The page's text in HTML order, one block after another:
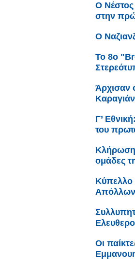
Ο Νέστος
στην
Ο
Το 8ο
Άρχισαν
Γ’
του
Κλήρωση
ομάδες
Κύπελλο
Οι